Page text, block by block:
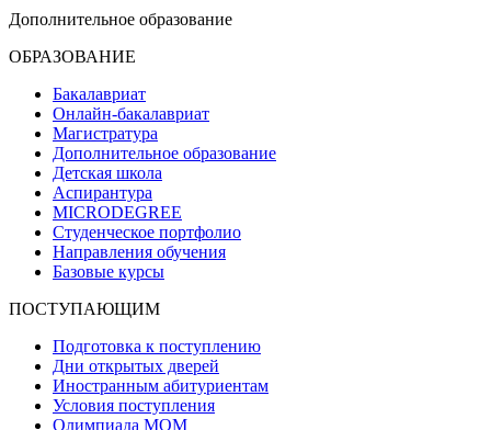
Дополнительное образование
ОБРАЗОВАНИЕ
Бакалавриат
Онлайн-бакалавриат
Магистратура
Дополнительное образование
Детская школа
Аспирантура
MICRODEGREE
Студенческое портфолио
Направления обучения
Базовые курсы
ПОСТУПАЮЩИМ
Подготовка к поступлению
Дни открытых дверей
Иностранным абитуриентам
Условия поступления
Олимпиада МОМ